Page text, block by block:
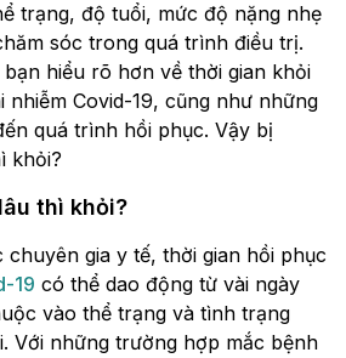
trạng, độ tuổi, mức độ nặng nhẹ
sóc trong quá trình điều trị.
bạn hiểu rõ hơn về thời gian khỏi
Covid-19, cũng như những
quá trình hồi phục. Vậy bị
khỏi?
thì khỏi?
chuyên gia y tế, thời gian hồi phục
19 có thể dao động từ vài ngày
vào thể trạng và tình trạng
Với những trường hợp mắc bệnh